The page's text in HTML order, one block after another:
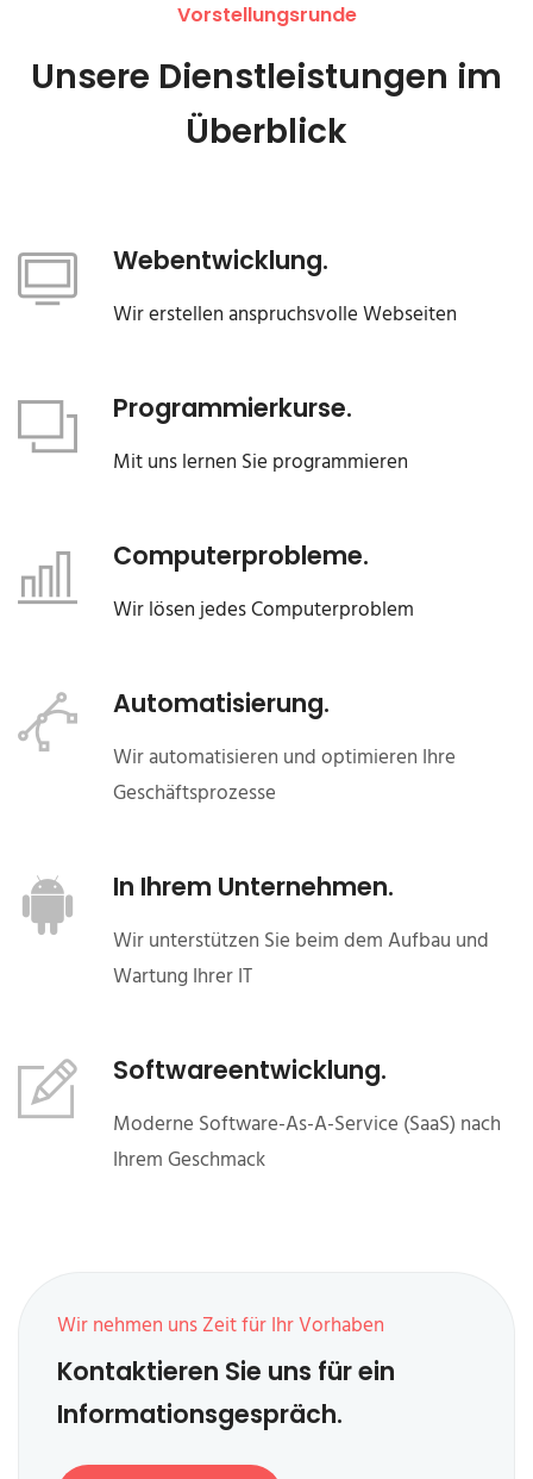
Vorstellungsrunde
Unsere Dienstleistungen im
Überblick
Webentwicklung.
Wir erstellen anspruchsvolle Webseiten
Programmierkurse.
Mit uns lernen Sie programmieren
Computerprobleme.
Wir lösen jedes Computerproblem
Automatisierung.
Wir automatisieren und optimieren Ihre
Geschäftsprozesse
In Ihrem Unternehmen.
Wir unterstützen Sie beim dem Aufbau und
Wartung Ihrer IT
Softwareentwicklung.
Moderne Software-As-A-Service (SaaS) nach
Ihrem Geschmack
Wir nehmen uns Zeit für Ihr Vorhaben
Kontaktieren Sie uns für ein
Informationsgespräch.